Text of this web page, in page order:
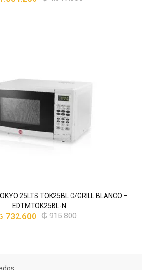
25LTS TOK25BL C/GRILL BLANCO –
EDTMTOK25BL-N
₲915.800
732.600